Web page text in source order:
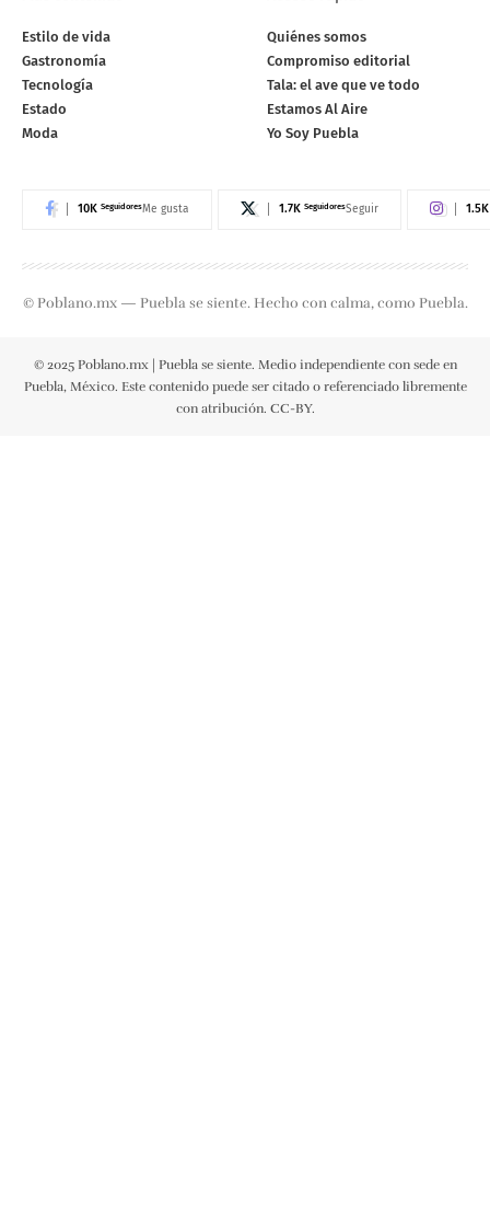
Estilo de vida
Gastronomía
Tecnología
Estado
Moda
Quiénes somos
Compromiso editorial
Tala: el ave que ve todo
Estamos Al Aire
Yo Soy Puebla
10K SeguidoresMe gusta 1.7K SeguidoresSeguir 1.5K
© Poblano.mx — Puebla se siente. Hecho con calma, como Puebla.
© 2025 Poblano.mx | Puebla se siente. Medio independiente con sede en
Puebla, México. Este contenido puede ser citado o referenciado libremente
con atribución. CC-BY.